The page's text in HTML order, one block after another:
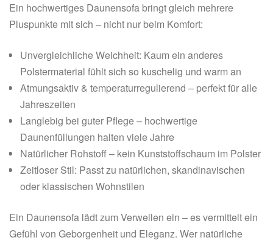
Ein hochwertiges Daunensofa bringt gleich mehrere
Pluspunkte mit sich – nicht nur beim Komfort:
Unvergleichliche Weichheit: Kaum ein anderes
Polstermaterial fühlt sich so kuschelig und warm an
Atmungsaktiv & temperaturregulierend – perfekt für alle
Jahreszeiten
Langlebig bei guter Pflege – hochwertige
Daunenfüllungen halten viele Jahre
Natürlicher Rohstoff – kein Kunststoffschaum im Polster
Zeitloser Stil: Passt zu natürlichen, skandinavischen
oder klassischen Wohnstilen
Ein Daunensofa lädt zum Verweilen ein – es vermittelt ein
Gefühl von Geborgenheit und Eleganz. Wer natürliche